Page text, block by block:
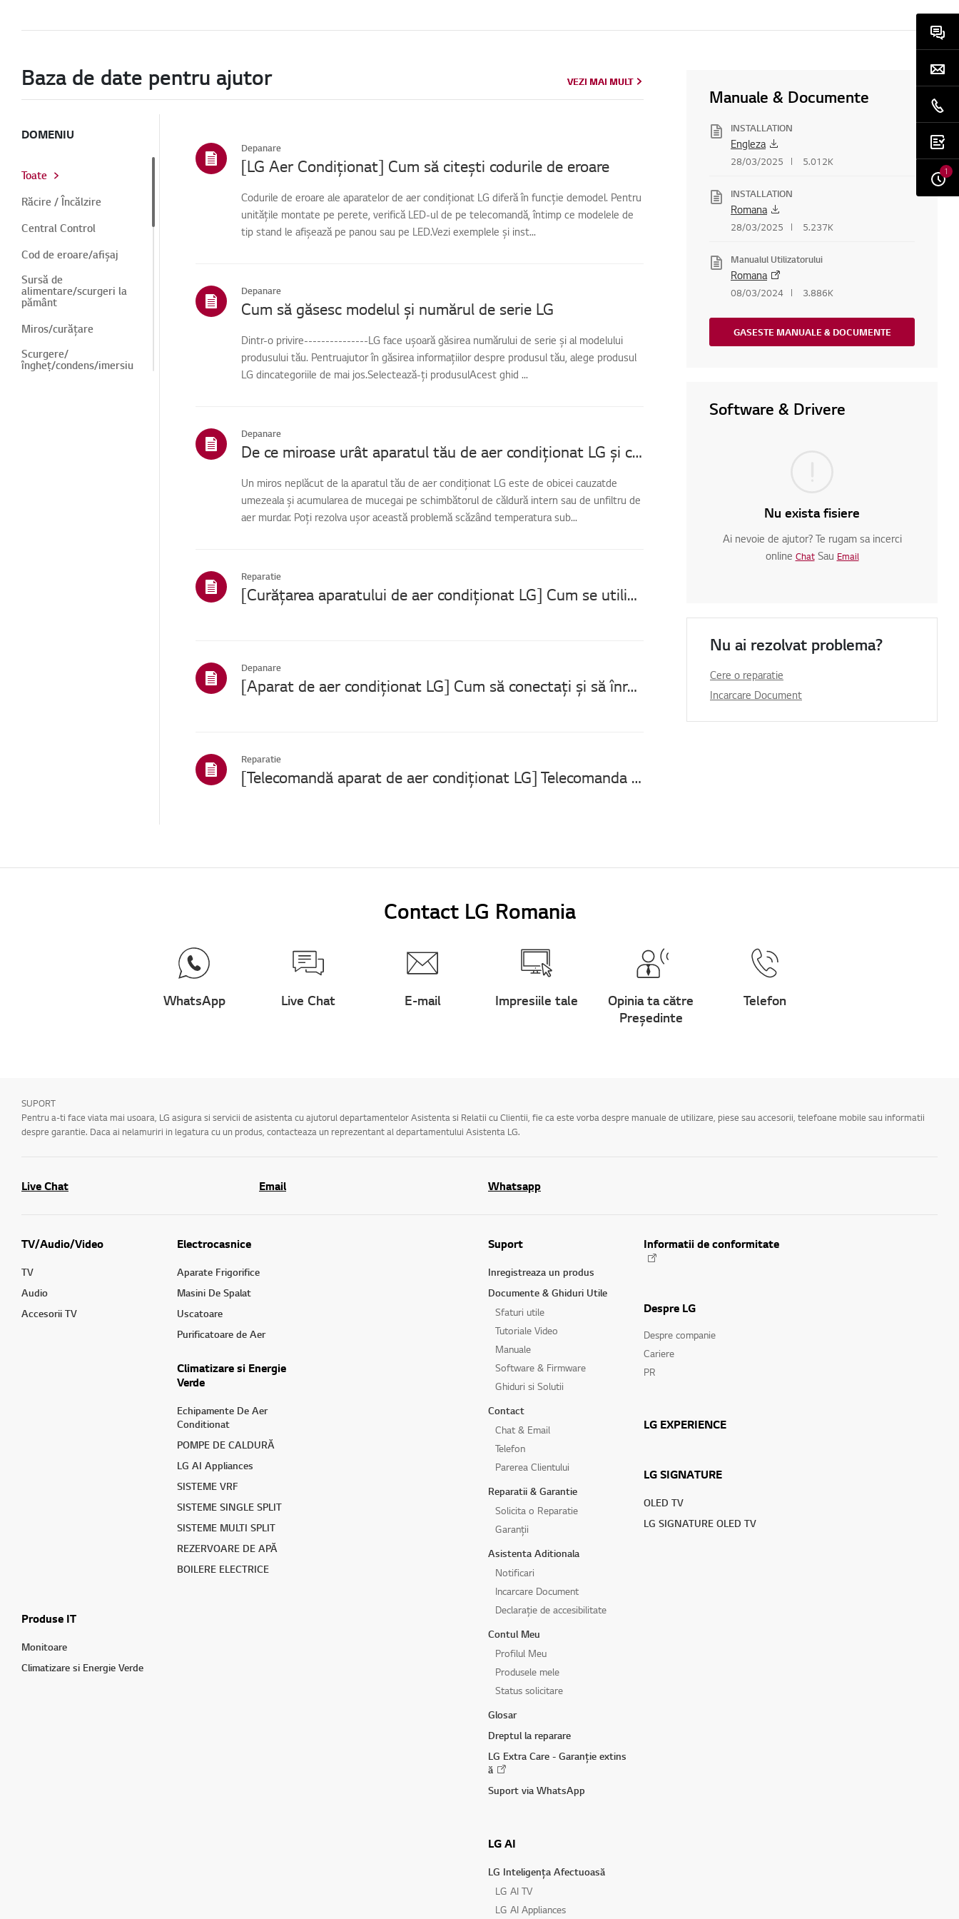
Baza de date pentru ajutor VEZI MAI MULT
DOMENIU
Toate
Răcire / Încălzire
Central Control
Cod de eroare/afișaj
Sursă de
alimentare/scurgeri la
pământ
Miros/curățare
Scurgere/
îngheț/condens/imersiu
Depanare
[LG Aer Condiționat] Cum să citești codurile de eroare
Codurile de eroare ale aparatelor de aer condiționat LG diferă în funcție demodel. Pentru
unitățile montate pe perete, verifică LED-ul de pe telecomandă, întimp ce modelele de
tip stand le afișează pe panou sau pe LED.Vezi exemplele și inst...
Depanare
Cum să găsesc modelul și numărul de serie LG
Dintr-o privire---------------LG face ușoară găsirea numărului de serie și al modelului
produsului tău. Pentruajutor în găsirea informațiilor despre produsul tău, alege produsul
LG dincategoriile de mai jos.Selectează-ți produsulAcest ghid ...
Depanare
De ce miroase urât aparatul tău de aer condiționat LG și cum să repari asta
Un miros neplăcut de la aparatul tău de aer condiționat LG este de obicei cauzatde
umezeala și acumularea de mucegai pe schimbătorul de căldură intern sau de unfiltru de
aer murdar. Poți rezolva ușor această problemă scăzând temperatura sub...
Reparatie
[Curățarea aparatului de aer condiționat LG] Cum se utilizează funcția de curățare a robotului
Depanare
[Aparat de aer condiționat LG] Cum să conectați și să înregistrați dispozitive în aplicația LG ThinQ
Reparatie
[Telecomandă aparat de aer condiționat LG] Telecomanda nu funcționează
VEZI MAI MULT
Manuale & Documente
INSTALLATION
Engleza
28/03/2025 5.012K
INSTALLATION
Romana
28/03/2025 5.237K
Manualul Utilizatorului
Romana
08/03/2024 3.886K
GASESTE MANUALE & DOCUMENTE
Software & Drivere
Nu exista fisiere
Ai nevoie de ajutor? Te rugam sa incerci
online ChatSau Email
Nu ai rezolvat problema?
Cere o reparatie
Incarcare Document
Contact LG Romania
WhatsApp Live Chat E-mail Impresiile tale
Opinia ta către
Președinte
Telefon
1
SUPORT
Pentru a-ti face viata mai usoara, LG asigura si servicii de asistenta cu ajutorul departamentelor Asistenta si Relatii cu Clientii, fie ca este vorba despre manuale de utilizare, piese sau accesorii, telefoane mobile sau informatii
despre garantie. Daca ai nelamuriri in legatura cu un produs, contacteaza un reprezentant al departamentului Asistenta LG.
Live Chat Email Whatsapp
TV/Audio/Video
TV
Audio
Accesorii TV
Electrocasnice
Aparate Frigorifice
Masini De Spalat
Uscatoare
Purificatoare de Aer
Climatizare si Energie
Verde
Echipamente De Aer
Conditionat
POMPE DE CALDURĂ
LG AI Appliances
SISTEME VRF
SISTEME SINGLE SPLIT
SISTEME MULTI SPLIT
REZERVOARE DE APĂ
BOILERE ELECTRICE
Produse IT
Monitoare
Climatizare si Energie Verde
Suport
Inregistreaza un produs
Documente & Ghiduri Utile
Sfaturi utile
Tutoriale Video
Manuale
Software & Firmware
Ghiduri si Solutii
Contact
Chat & Email
Telefon
Parerea Clientului
Reparatii & Garantie
Solicita o Reparatie
Garanții
Asistenta Aditionala
Notificari
Incarcare Document
Declarație de accesibilitate
Contul Meu
Profilul Meu
Produsele mele
Status solicitare
Glosar
Dreptul la reparare
LG Extra Care - Garanție extins
ă
Suport via WhatsApp
LG AI
LG Inteligența Afectuoasă
LG AI TV
LG AI Appliances
Informatii de conformitate
Despre LG
Despre companie
Cariere
PR
LG EXPERIENCE
LG SIGNATURE
OLED TV
LG SIGNATURE OLED TV